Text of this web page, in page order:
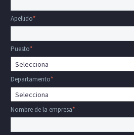
Apellido*
Puesto*
Departamento*
Nombre de la empresa*